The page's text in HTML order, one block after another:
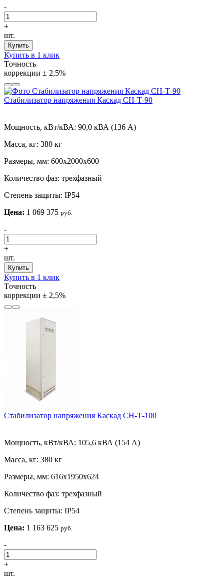
-
+
шт.
Купить
Купить в 1 клик
Tочность
коррекции ± 2,5%
Стабилизатор напряжения Каскад СН-Т-90
Мощность, кВт/кВА: 90,0 кВА (136 А)
Масса, кг: 380 кг
Размеры, мм: 600х2000х600
Количество фаз: трехфазный
Степень защиты: IP54
Цена: 1 069 375 руб.
-
+
шт.
Купить
Купить в 1 клик
Tочность
коррекции ± 2,5%
Стабилизатор напряжения Каскад СН-Т-100
Мощность, кВт/кВА: 105,6 кВА (154 А)
Масса, кг: 380 кг
Размеры, мм: 616х1950х624
Количество фаз: трехфазный
Степень защиты: IP54
Цена: 1 163 625 руб.
-
+
шт.